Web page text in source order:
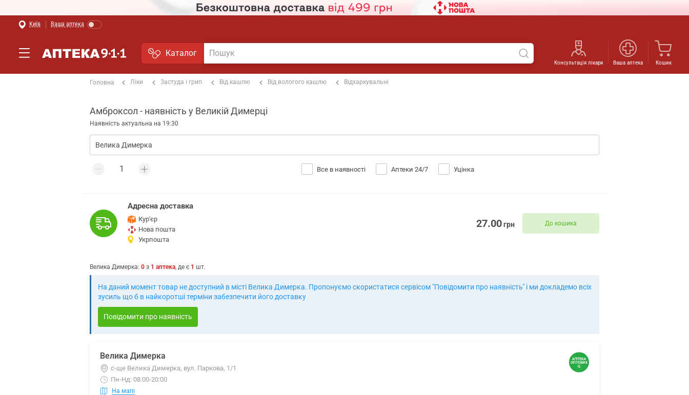
Київ Ваша аптека
Каталог
Консультація лікаря Ваша аптека Кошик
Головна Ліки Застуда і грип Від кашлю Від вологого кашлю Відхаркувальні
Амброксол - наявність у Великій Димерці
Наявність актуальна на 19:30
Все в наявності Аптеки 24/7 Уцінка
Адресна доставка
Кур'єр
Нова пошта
Укрпошта
27.00грн До кошика
Велика Димерка: 0 з 1 аптека, де є 1 шт.
На даний момент товар не доступний в місті Велика Димерка. Пропонуємо скористатися сервісом "Повідомити про наявність" і ми докладемо всіх
зусиль що б в найкоротші терміни забезпечити його доставку
Повідомити про наявність
Велика Димерка
с-ще Велика Димерка, вул. Паркова, 1/1
Пн-Нд: 08:00-20:00
На мапі